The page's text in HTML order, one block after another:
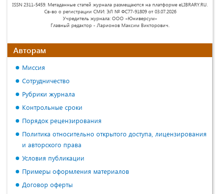
ISSN 2311-5459. Метаданные статей журнала размещаются на платформе eLIBRARY.RU.
Св-во о регистрации СМИ: ЭЛ № ФС77-91809 от 03.07.2026
Учредитель журнала: ООО «Юниверсум»
Главный редактор - Ларионов Максим Викторович.
Авторам
Миссия
Сотрудничество
Рубрики журнала
Контрольные сроки
Порядок рецензирования
Политика относительно открытого доступа, лицензирования
и авторского права
Условия публикации
Примеры оформления материалов
Договор оферты